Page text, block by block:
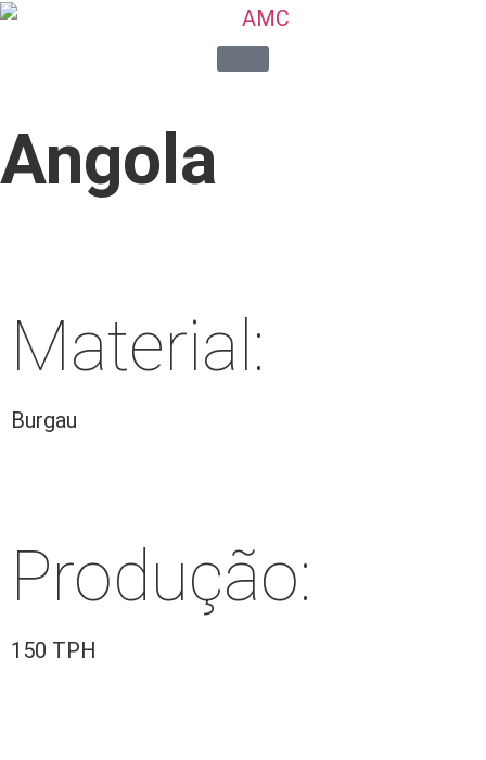
Angola
Material:
Burgau
Produção:
150 TPH